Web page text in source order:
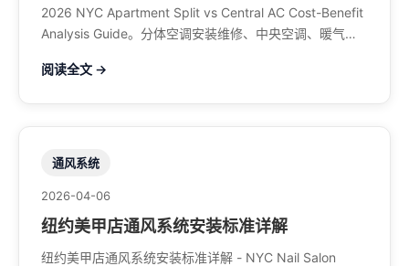
2026 NYC Apartment Split vs Central AC Cost-Benefit
Analysis Guide。分体空调安装维修、中央空调、暖气系
708-8979
阅读全文 →
通风系统
2026-04-06
纽约美甲店通风系统安装标准详解
纽约美甲店通风系统安装标准详解 - NYC Nail Salon